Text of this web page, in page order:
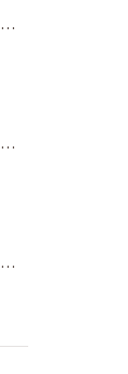
振袖で魅せる成人式写真の魅力と撮影ポイント
卒業式着物レンタルの選び方と魅力
七五三祝いの写真撮影で残す成長の瞬間